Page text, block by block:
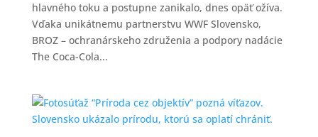
hlavného toku a postupne zanikalo, dnes opäť ožíva.
Vďaka unikátnemu partnerstvu WWF Slovensko,
BROZ – ochranárskeho združenia a podpory nadácie
The Coca-Cola...